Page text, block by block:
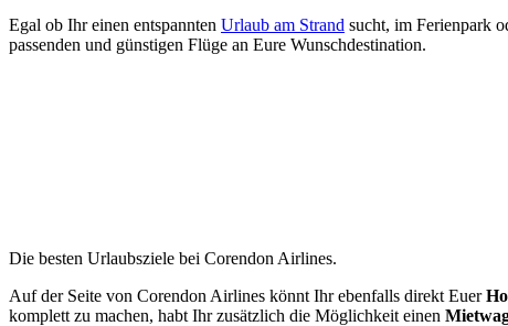
Egal ob Ihr einen entspannten Urlaub am Strand sucht, im Ferienpark
passenden und günstigen Flüge an Eure Wunschdestination.
Die besten Urlaubsziele bei Corendon Airlines.
Auf der Seite von Corendon Airlines könnt Ihr ebenfalls direkt Euer
komplett zu machen, habt Ihr zusätzlich die Möglichkeit einen